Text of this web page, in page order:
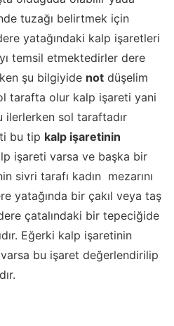
tuzağı belirtmek için
yatağındaki kalp işaretleri
temsil etmektedirler dere
şu bilgiyide not düşelim
tarafta olur kalp işareti yani
ilerlerken sol taraftadır
bu tip kalp işaretinin
işareti varsa ve başka bir
sivri tarafı kadın mezarını
yatağında bir çakıl veya taş
çatalındaki bir tepeciğide
Eğerki kalp işaretinin
bu işaret değerlendirilip